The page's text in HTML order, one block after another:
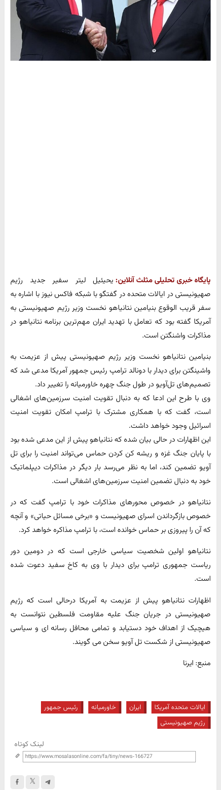
پایگاه خبری تحلیلی مثلث آنلاین: یحیئیل لیتر سفیر جدید رژیم
صهیونیستی در ایالات متحده در گفتگو با شبکه فاکس نیوز با اشاره به
سفر قریب الوقوع بنیامین نتانیاهو نخست وزیر رژیم صهیونیستی به
آمریکا گفته بود که تعامل با تهدید ایران مهم‌ترین برنامه نتانیاهو در
مذاکرات واشنگتن است.
بنیامین نتانیاهو نخست وزیر رژیم صهیونیستی پیش از عزیمت به
واشینگتن برای دیدار با دونالد ترامپ رئیس جمهور آمریکا مدعی شد که
تصمیم‌های تل‌آویو در طول جنگ چهره خاورمیانه را تغییر داد.
وی با طرح این ادعا که به دنبال تقویت امنیت سرزمین‌های اشغالی
است، گفت که با همکاری مشترک با ترامپ امکان تقویت امنیت
اسرائیل وجود خواهد داشت.
این اظهارات در حالی بیان شده که نتانیاهو پیش از این مدعی شده بود
با پایان جنگ غزه و ریشه کن کردن حماس می‌تواند امنیت را برای تل
آویو تضمین کند، اما به نظر می‌رسد بار دیگر در مذاکرات دیپلماتیک
خود به دنبال تضمین امنیت سرزمین‌های اشغالی است.
نتانیاهو در خصوص محورهای مذاکرات خود با ترامپ گفت که در
خصوص بازگرداندن اسرای صهیونیست و «برخی مسائل حیاتی» و آنچه
که آن را پیروزی بر حماس خوانده است، با ترامپ مذاکره خواهد کرد.
نتانیاهو اولین شخصیت سیاسی خارجی است که در دومین دور
ریاست جمهوری ترامپ برای دیدار با وی به کاخ سفید دعوت شده
است.
اظهارات نتانیاهو پیش از عزیمت به آمریکا درحالی است که رژیم
صهیونیستی در جریان جنگ علیه مقاومت فلسطین نتوانست به
هیچیک از اهداف خود دستیابد و تمامی محافل رسانه ای و سیاسی
صهیونیستی از شکست تل آویو سخن می گویند.
منبع: ایرنا
ایالات متحده آمریکا ایران خاورمیانه
رئیس جمهور
رژیم صهیونیستی
لینک کوتاه